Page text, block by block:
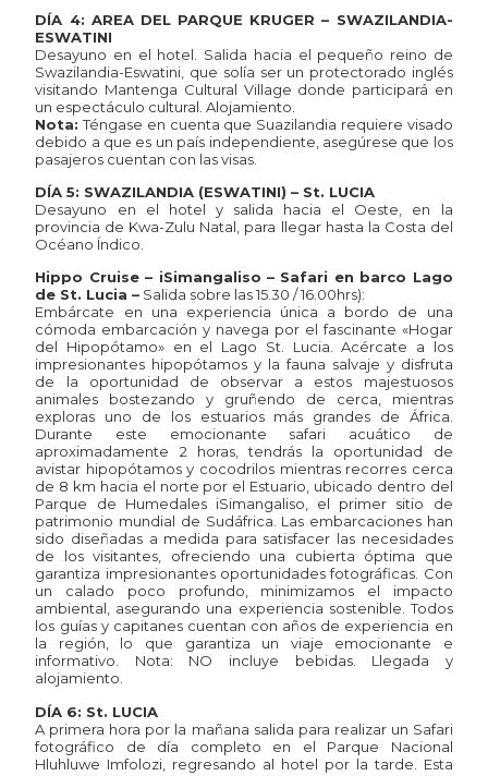
DÍA 4: AREA DEL PARQUE KRUGER – SWAZILANDIA-
ESWATINI
Desayuno en el hotel. Salida hacia el pequeño reino de
Swazilandia-Eswatini, que solía ser un protectorado inglés
visitando Mantenga Cultural Village donde participará en
un espectáculo cultural. Alojamiento.
Nota: Téngase en cuenta que Suazilandia requiere visado
debido a que es un país independiente, asegúrese que los
pasajeros cuentan con las visas.
DÍA 5: SWAZILANDIA (ESWATINI) – St. LUCIA
Desayuno en el hotel y salida hacia el Oeste, en la
provincia de Kwa-Zulu Natal, para llegar hasta la Costa del
Océano Índico.
Hippo Cruise – iSimangaliso – Safari en barco Lago
de St. Lucia – Salida sobre las 15.30 / 16.00hrs):
Embárcate en una experiencia única a bordo de una
cómoda embarcación y navega por el fascinante «Hogar
del Hipopótamo» en el Lago St. Lucia. Acércate a los
impresionantes hipopótamos y la fauna salvaje y disfruta
de la oportunidad de observar a estos majestuosos
animales bostezando y gruñendo de cerca, mientras
exploras uno de los estuarios más grandes de África.
Durante este emocionante safari acuático de
aproximadamente 2 horas, tendrás la oportunidad de
avistar hipopótamos y cocodrilos mientras recorres cerca
de 8 km hacia el norte por el Estuario, ubicado dentro del
Parque de Humedales iSimangaliso, el primer sitio de
patrimonio mundial de Sudáfrica. Las embarcaciones han
sido diseñadas a medida para satisfacer las necesidades
de los visitantes, ofreciendo una cubierta óptima que
garantiza impresionantes oportunidades fotográficas. Con
un calado poco profundo, minimizamos el impacto
ambiental, asegurando una experiencia sostenible. Todos
los guías y capitanes cuentan con años de experiencia en
la región, lo que garantiza un viaje emocionante e
informativo. Nota: NO incluye bebidas. Llegada y
alojamiento.
DÍA 6: St. LUCIA
A primera hora por la mañana salida para realizar un Safari
fotográfico de día completo en el Parque Nacional
Hluhluwe Imfolozi, regresando al hotel por la tarde. Esta